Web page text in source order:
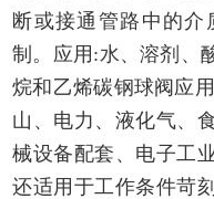
断或接通管路中的
制。应用:水、溶剂、
烷和乙烯碳钢球阀应
山、电力、液化气、
械设备配套、电子工
还适用于工作条件苛